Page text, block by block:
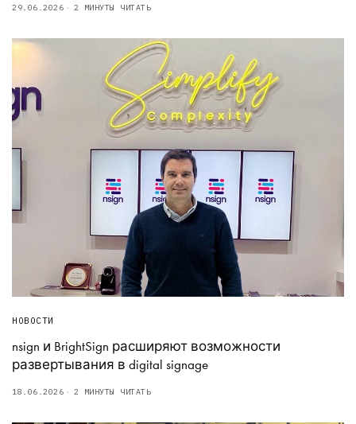
29.06.2026 2 МИНУТЫ ЧИТАТЬ
НОВОСТИ
nsign и BrightSign расширяют возможности
развертывания в digital signage
18.06.2026 2 МИНУТЫ ЧИТАТЬ